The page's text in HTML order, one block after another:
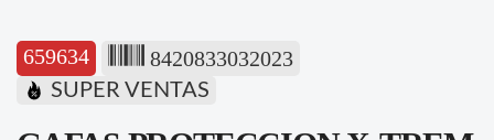
659634 8420833032023
SUPER VENTAS